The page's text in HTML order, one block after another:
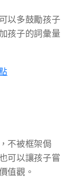
以多鼓勵孩子
孩子的詞彙量
不被框架侷
可以讓孩子嘗
值觀。